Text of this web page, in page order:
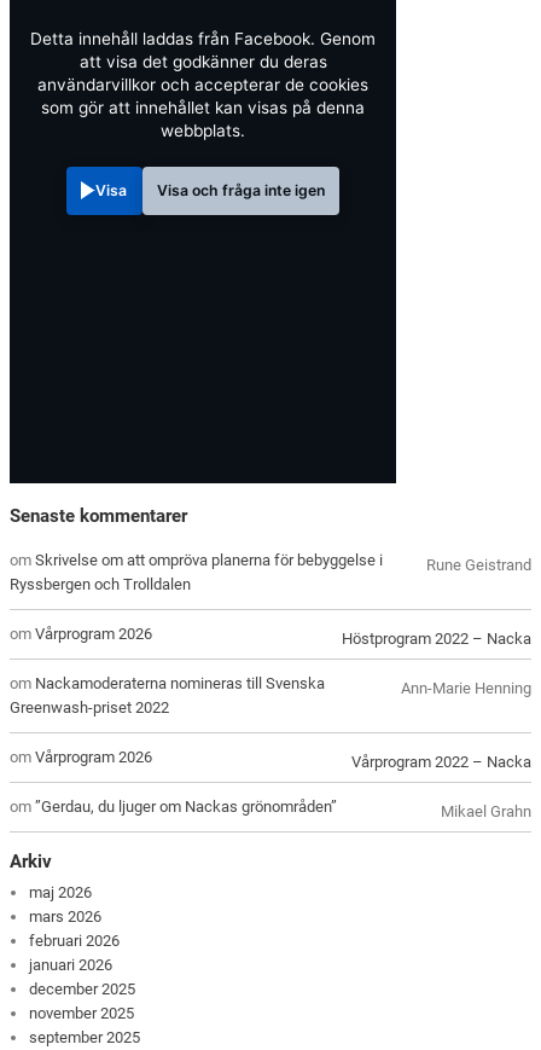
Detta innehåll laddas från Facebook. Genom
att visa det godkänner du deras
användarvillkor och accepterar de cookies
som gör att innehållet kan visas på denna
webbplats.
Visa Visa och fråga inte igen
Senaste kommentarer
Rune Geistrand
omSkrivelse om att ompröva planerna för bebyggelse i
Ryssbergen och Trolldalen
Höstprogram 2022 – Nacka
omVårprogram 2026
Ann-Marie Henning
om Nackamoderaterna nomineras till Svenska
Greenwash-priset 2022
Vårprogram 2022 – Nacka
omVårprogram 2026
Mikael Grahn
om”Gerdau, du ljuger om Nackas grönområden”
Arkiv
maj 2026
mars 2026
februari 2026
januari 2026
december 2025
november 2025
september 2025